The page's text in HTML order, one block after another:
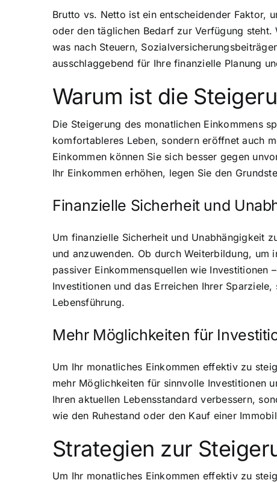
Brutto vs. Netto ist ein entscheidender Faktor,
oder den täglichen Bedarf zur Verfügung
was nach Steuern,
ausschlaggebend für Ihre finanzielle Planung
Warum ist die
Die Steigerung des monatlichen Einkommens
komfortableres Leben, sondern eröffnet auch
Einkommen können Sie sich besser gegen
Ihr Einkommen erhöhen, legen Sie den
Finanzielle Sicherheit und
Um finanzielle Sicherheit und Unabhängigkeit
und anzuwenden. Ob durch Weiterbildung, um
passiver Einkommensquellen wie
Investitionen und das Erreichen Ihrer
Lebensführung.
Mehr Möglichkeiten für
Um Ihr monatliches Einkommen effektiv zu
mehr Möglichkeiten für sinnvolle Investitionen
Ihren aktuellen Lebensstandard verbessern,
wie den Ruhestand oder den Kauf einer
Strategien zur
Um Ihr monatliches Einkommen effektiv zu